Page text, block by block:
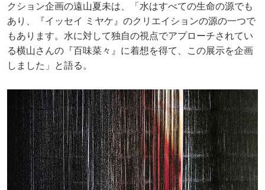
クション企画の遠山夏未は、「水はすべての生命の源でも
あり、『イッセイ ミヤケ』のクリエイションの源の一つで
もあります。水に対して独自の視点でアプローチされてい
る横山さんの『百味菜々』に着想を得て、この展示を企画
しました」と語る。